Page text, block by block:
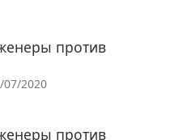
против
07/2020
против